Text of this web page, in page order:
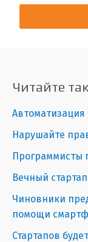
Читайте
Автоматизация
Нарушайте
Программисты
Вечный стартап
Чиновники
помощи
Стартапов